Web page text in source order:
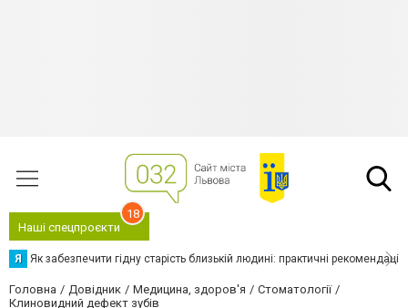
Наші спецпроєкти
18
Я Як забезпечити гідну старість близькій людині: практичні рекомендації
Головна Довідник Медицина, здоров'я
Стоматології
Клиновидний дефект зубів